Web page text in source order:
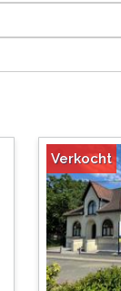
Verkocht